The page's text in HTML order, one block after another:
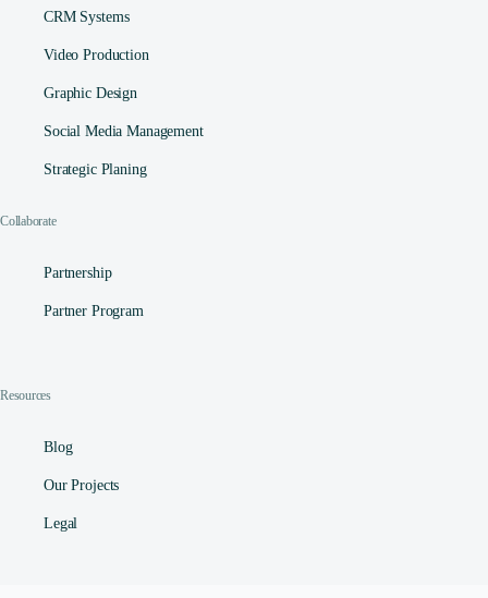
CRM Systems
Video Production
Graphic Design
Social Media Management​
Strategic Planing
Collaborate
Partnership
Partner Program
Resources
Blog
Our Projects
Legal